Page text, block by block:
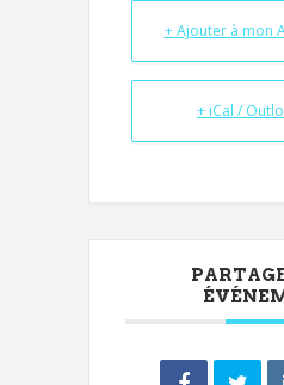
+ Ajouter à mon
+ iCal /